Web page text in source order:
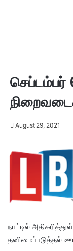
செப்டம்பர்
August 29, 2021
நாட்டில்
தனிமைப்படுத்தல்